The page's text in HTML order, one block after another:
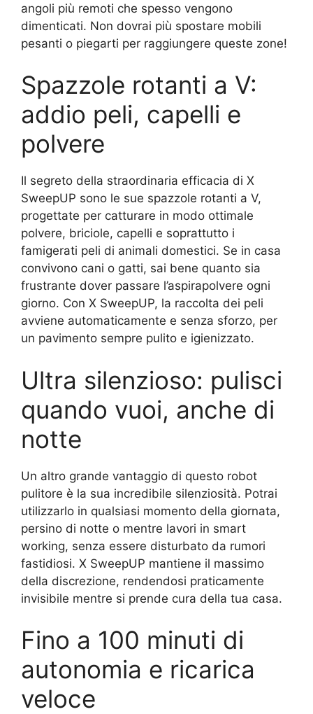
angoli più remoti che spesso vengono
dimenticati. Non dovrai più spostare mobili
pesanti o piegarti per raggiungere queste zone!
Spazzole rotanti a V:
addio peli, capelli e
polvere
Il segreto della straordinaria efficacia di X
SweepUP sono le sue spazzole rotanti a V,
progettate per catturare in modo ottimale
polvere, briciole, capelli e soprattutto i
famigerati peli di animali domestici. Se in casa
convivono cani o gatti, sai bene quanto sia
frustrante dover passare l’aspirapolvere ogni
giorno. Con X SweepUP, la raccolta dei peli
avviene automaticamente e senza sforzo, per
un pavimento sempre pulito e igienizzato.
Ultra silenzioso: pulisci
quando vuoi, anche di
notte
Un altro grande vantaggio di questo robot
pulitore è la sua incredibile silenziosità. Potrai
utilizzarlo in qualsiasi momento della giornata,
persino di notte o mentre lavori in smart
working, senza essere disturbato da rumori
fastidiosi. X SweepUP mantiene il massimo
della discrezione, rendendosi praticamente
invisibile mentre si prende cura della tua casa.
Fino a 100 minuti di
autonomia e ricarica
veloce